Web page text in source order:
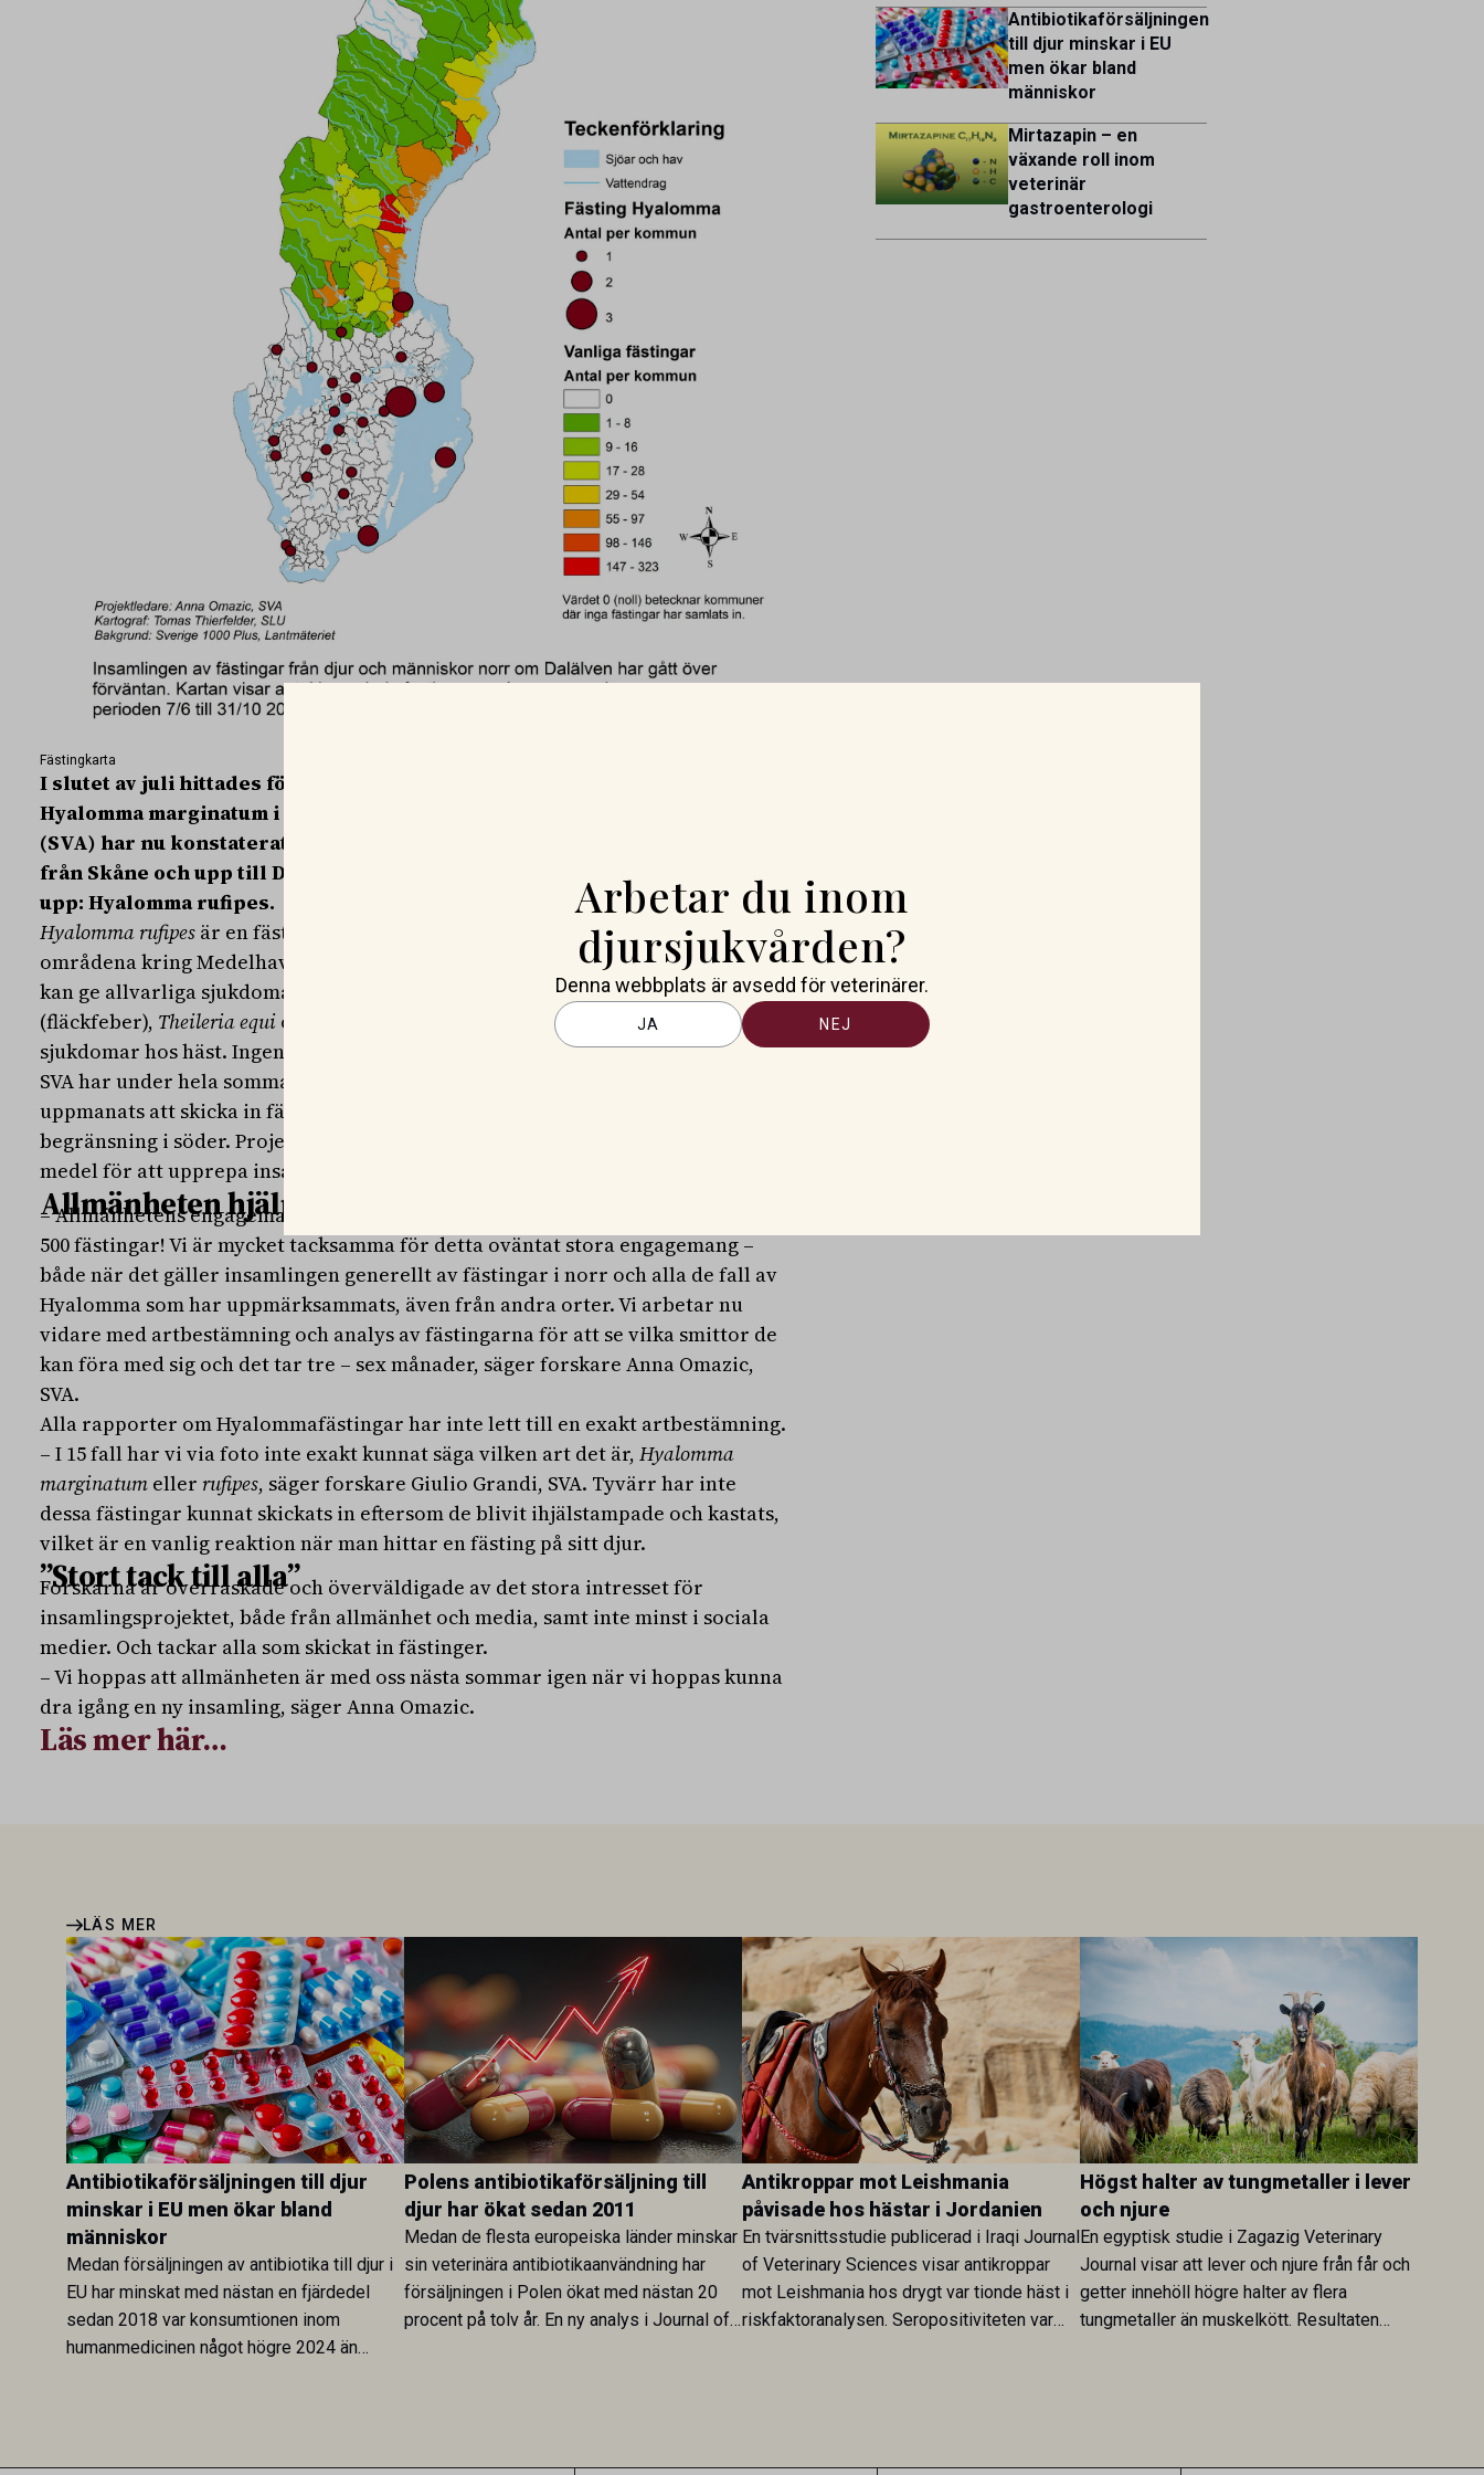
Fästingkarta
I slutet av juli hittades för första gången vuxna fästingar av arten
Hyalomma marginatum i Sverige. Statens veterinärmedicinska anstalt
(SVA) har nu konstaterat ett trettiotal fall av vuxna Hyalommafästingar,
från Skåne och upp till Dalarna. Bland dessa har ytterligare en ny art dykt
upp: Hyalomma rufipes.
Hyalomma rufipes är en fästingart, som liksom Hyalomma marginatum
, är vanlig i
områdena kring Medelhavet. Båda fästingarna kan överföra smittämnen som
kan ge allvarliga sjukdomar som Krim-Kongo blödarfeber, Rickettsia
(fläckfeber), Theileria equi och
. De två sistnämnda är allvarliga
sjukdomar hos häst. Ingen av dessa sjukdomar förekommer normalt i landet.
SVA har under hela sommaren drivit ett forskningsprojekt där allmänheten
uppmanats att skicka in fästingar från norra Sverige, med Dalälven som
begränsning i söder. Projektet avslutas 31 oktober, men forskarna har sökt
medel för att upprepa insamlingen nästa sommar.
Allmänheten hjälper till
– Allmänhetens engagemang har varit fantastiskt och vi har fått in omkring 4
500 fästingar! Vi är mycket tacksamma för detta oväntat stora engagemang –
både när det gäller insamlingen generellt av fästingar i norr och alla de fall av
Hyalomma som har uppmärksammats, även från andra orter. Vi arbetar nu
vidare med artbestämning och analys av fästingarna för att se vilka smittor de
kan föra med sig och det tar tre – sex månader, säger forskare Anna Omazic,
SVA.
Alla rapporter om Hyalommafästingar har inte lett till en exakt artbestämning.
– I 15 fall har vi via foto inte exakt kunnat säga vilken art det är, Hyalomma
marginatum eller rufipes, säger forskare Giulio Grandi, SVA. Tyvärr har inte
dessa fästingar kunnat skickats in eftersom de blivit ihjälstampade och kastats,
vilket är en vanlig reaktion när man hittar en fästing på sitt djur.
”Stort tack till alla”
Forskarna är överraskade och överväldigade av det stora intresset för
insamlingsprojektet, både från allmänhet och media, samt inte minst i sociala
medier. Och tackar alla som skickat in fästinger.
– Vi hoppas att allmänheten är med oss nästa sommar igen när vi hoppas kunna
dra igång en ny insamling, säger Anna Omazic.
Läs mer här…
Antibiotikaförsäljningen
till djur minskar i EU
men ökar bland
människor
Mirtazapin – en
växande roll inom
veterinär
gastroenterologi
LÄS MER
Antibiotikaförsäljningen till djur
minskar i EU men ökar bland
människor
Medan försäljningen av antibiotika till djur i
EU har minskat med nästan en fjärdedel
sedan 2018 var konsumtionen inom
humanmedicinen något högre 2024 än
Polens antibiotikaförsäljning till
djur har ökat sedan 2011
Medan de flesta europeiska länder minskar
sin veterinära antibiotikaanvändning har
försäljningen i Polen ökat med nästan 20
procent på tolv år. En ny analys i Journal of
Antikroppar mot Leishmania
påvisade hos hästar i Jordanien
En tvärsnittsstudie publicerad i Iraqi Journal
of Veterinary Sciences visar antikroppar
mot Leishmania hos drygt var tionde häst i
riskfaktoranalysen. Seropositiviteten var
Högst halter av tungmetaller i lever
och njure
En egyptisk studie i Zagazig Veterinary
Journal visar att lever och njure från får och
getter innehöll högre halter av flera
tungmetaller än muskelkött. Resultaten
Arbetar du inom
djursjukvården?
Denna webbplats är avsedd för veterinärer.
JA NEJ